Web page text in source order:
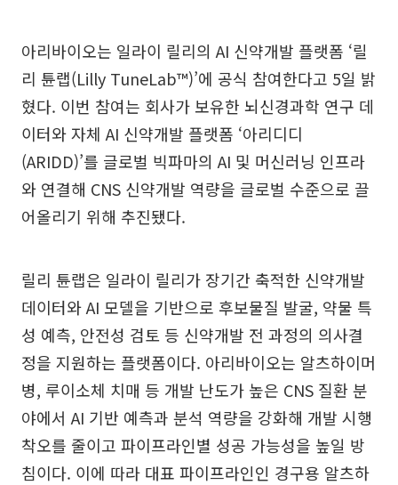
아리바이오는 일라이 릴리의 AI 신약개발 플랫폼 ‘릴
리 튠랩(Lilly TuneLab™)’에 공식 참여한다고 5일 밝
혔다. 이번 참여는 회사가 보유한 뇌신경과학 연구 데
이터와 자체 AI 신약개발 플랫폼 ‘아리디디
(ARIDD)’를 글로벌 빅파마의 AI 및 머신러닝 인프라
와 연결해 CNS 신약개발 역량을 글로벌 수준으로 끌
어올리기 위해 추진됐다.
릴리 튠랩은 일라이 릴리가 장기간 축적한 신약개발
데이터와 AI 모델을 기반으로 후보물질 발굴, 약물 특
성 예측, 안전성 검토 등 신약개발 전 과정의 의사결
정을 지원하는 플랫폼이다. 아리바이오는 알츠하이머
병, 루이소체 치매 등 개발 난도가 높은 CNS 질환 분
야에서 AI 기반 예측과 분석 역량을 강화해 개발 시행
착오를 줄이고 파이프라인별 성공 가능성을 높일 방
침이다. 이에 따라 대표 파이프라인인 경구용 알츠하